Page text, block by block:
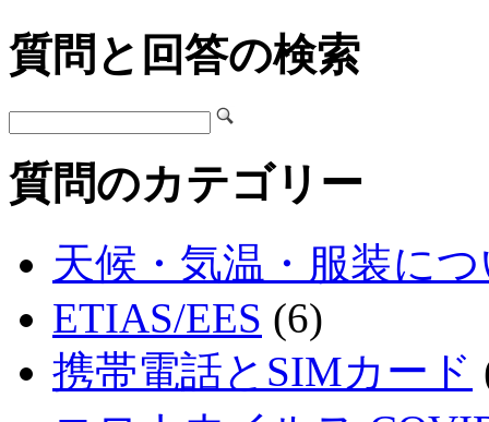
質問と回答の検索
質問のカテゴリー
天候・気温・服装に
ETIAS/EES (6)
携帯電話とSIMカード